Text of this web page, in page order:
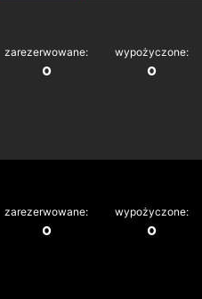
zarezerwowane:
0
wypożyczone:
0
zarezerwowane:
0
wypożyczone:
0